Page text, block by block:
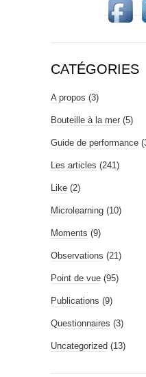
CATÉGORIES
A propos (3)
Bouteille à la mer (5)
Guide de performance
Les articles (241)
Like (2)
Microlearning (10)
Moments (9)
Observations (21)
Point de vue (95)
Publications (9)
Questionnaires (3)
Uncategorized (13)